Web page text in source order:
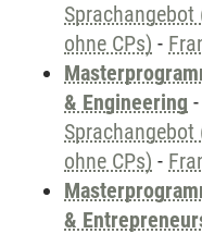
ohne CPs) -
& Engineering -
ohne CPs) -
&